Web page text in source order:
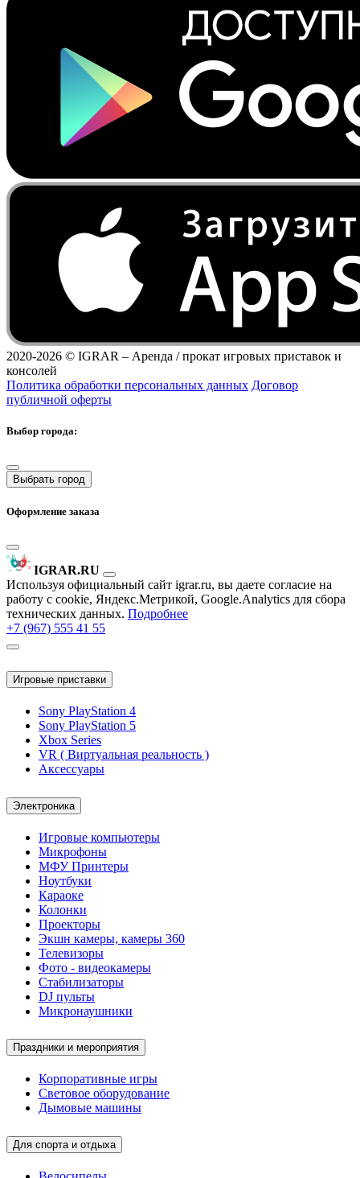
2020-2026 © IGRAR – Аренда / прокат игровых приставок и
консолей
Политика обработки персональных данных Договор
публичной оферты
Выбор города:
Выбрать город
Оформление заказа
IGRAR.RU
Используя официальный сайт igrar.ru, вы даете согласие на
работу с cookie, Яндекс.Метрикой, Google.Analytics для сбора
технических данных. Подробнее
+7 (967) 555 41 55
Игровые приставки
Sony PlayStation 4
Sony PlayStation 5
Xbox Series
VR ( Виртуальная реальность )
Аксессуары
Электроника
Игровые компьютеры
Микрофоны
МФУ Принтеры
Ноутбуки
Караоке
Колонки
Проекторы
Экшн камеры, камеры 360
Телевизоры
Фото - видеокамеры
Стабилизаторы
DJ пульты
Микронаушники
Праздники и мероприятия
Корпоративные игры
Световое оборудование
Дымовые машины
Для спорта и отдыха